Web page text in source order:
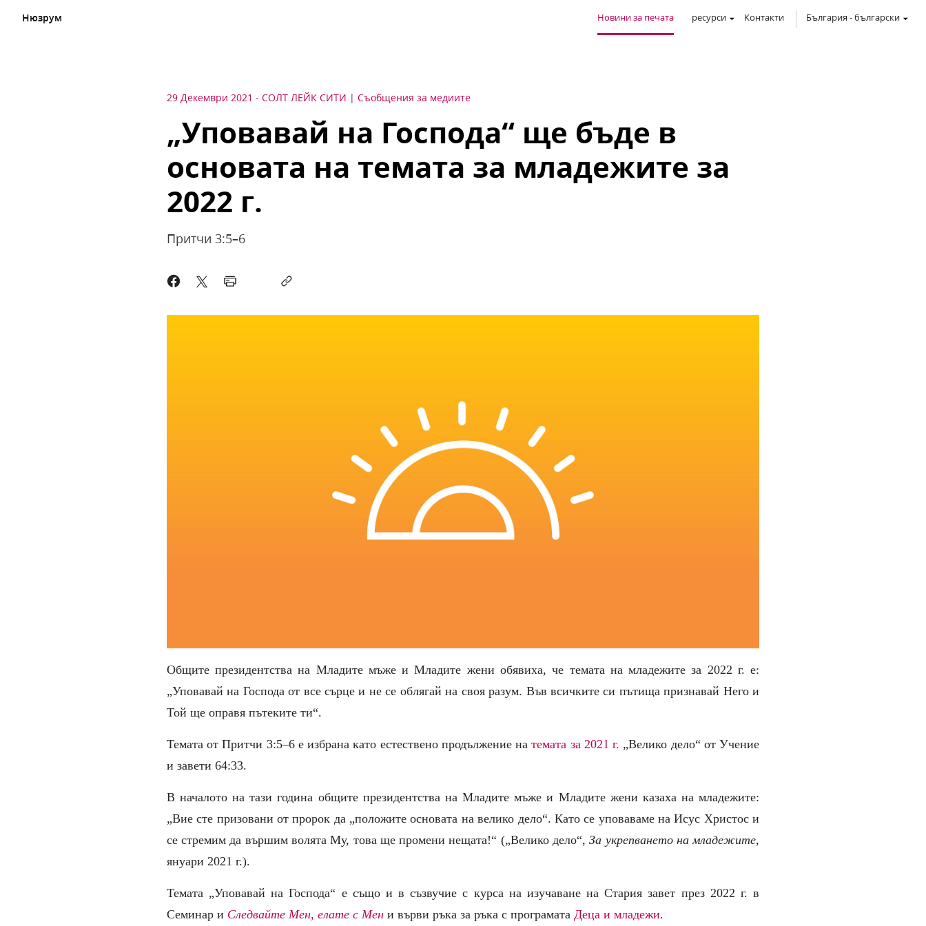
Нюзрум Новини за печата ресурси Контакти България -български
29 Декември 2021 - СОЛТ ЛЕЙК СИТИ Съобщения за медиите
„Уповавай на Господа“ ще бъде в
основата на темата за младежите за
2022 г.
Притчи 3:5–6
Общите президентства на Младите мъже и Младите жени обявиха, че темата на младежите за 2022 г. е:
„Уповавай на Господа от все сърце и не се облягай на своя разум. Във всичките си пътища признавай Него и
Той ще оправя пътеките ти“.
Темата от Притчи 3:5–6е избрана като естествено продължение натемата за 2021 г. „Велико дело“ от Учение
и завети 64:33.
В началото на тази година общите президентства на Младите мъже и Младите жени казаха на младежите:
„Вие сте призовани от пророк да „положите основата на велико дело“. Като се уповаваме на Исус Христос и
се стремим да вършим волята Му, това ще промени нещата!“ („Велико дело“,За укрепването на младежите,
януари 2021 г.).
Темата „Уповавай на Господа“ е също и в съзвучие с курса на изучаване на Стария завет през 2022 г. в
Семинар и Следвайте Мен, елате с Мен и върви ръка за ръка с програмата Деца и младежи.